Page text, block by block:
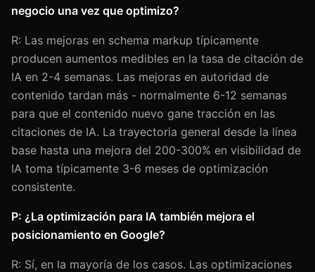
negocio una vez que optimizo?
R: Las mejoras en schema markup típicamente
producen aumentos medibles en la tasa de citación de
IA en 2-4 semanas. Las mejoras en autoridad de
contenido tardan más - normalmente 6-12 semanas
para que el contenido nuevo gane tracción en las
citaciones de IA. La trayectoria general desde la línea
base hasta una mejora del 200-300% en visibilidad de
IA toma típicamente 3-6 meses de optimización
consistente.
P: ¿La optimización para IA también mejora el
posicionamiento en Google?
R: Sí, en la mayoría de los casos. Las optimizaciones